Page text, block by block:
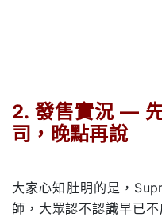
2. 發售實況 —
司，晚點再說
大家心知肚明的是，
師，大眾認不認識早已